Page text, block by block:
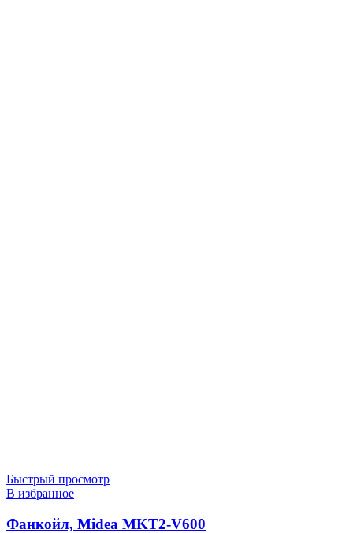
Быстрый просмотр
В избранное
Фанкойл, Midea MKT2-V600